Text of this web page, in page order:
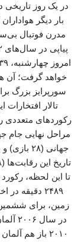
در یک روز تاریخی
بار دیگر
مدرن فوتبال
خواهد گرفت؛ آن
سورپرایز بزرگ
تالار
رکوردهای متعددی
جهانی
تا این لحظه،
۲۴۸۹ دقیقه
زمین، برای
در